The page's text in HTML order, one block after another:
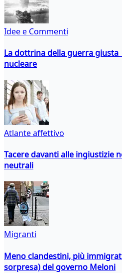
Idee e Commenti
La dottrina della guerra giusta
nucleare
Atlante affettivo
Tacere davanti alle ingiustizie
neutrali
Migranti
Meno clandestini, più
sorpresa) del governo Meloni